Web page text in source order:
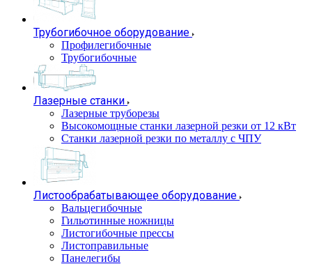
Трубогибочное оборудование
Профилегибочные
Трубогибочные
Лазерные станки
Лазерные труборезы
Высокомощные станки лазерной резки от 12 кВт
Станки лазерной резки по металлу с ЧПУ
Листообрабатывающее оборудование
Вальцегибочные
Гильотинные ножницы
Листогибочные прессы
Листоправильные
Панелегибы